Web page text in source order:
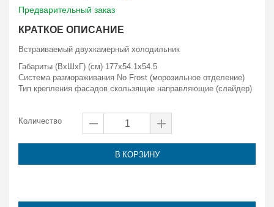
Предварительный заказ
КРАТКОЕ ОПИСАНИЕ
Встраиваемый двухкамерный холодильник
Габариты (ВxШxГ) (см) 177x54.1x54.5
Система размораживания No Frost (морозильное отделение)
Тип крепления фасадов скользящие направляющие (слайдер)
Количество
В КОРЗИНУ